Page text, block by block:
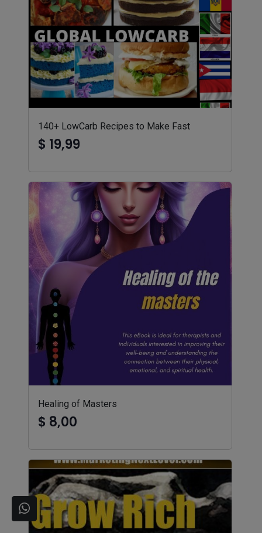
140+ LowCarb Recipes to Make Fast
$ 19,99
Healing of Masters
$ 8,00